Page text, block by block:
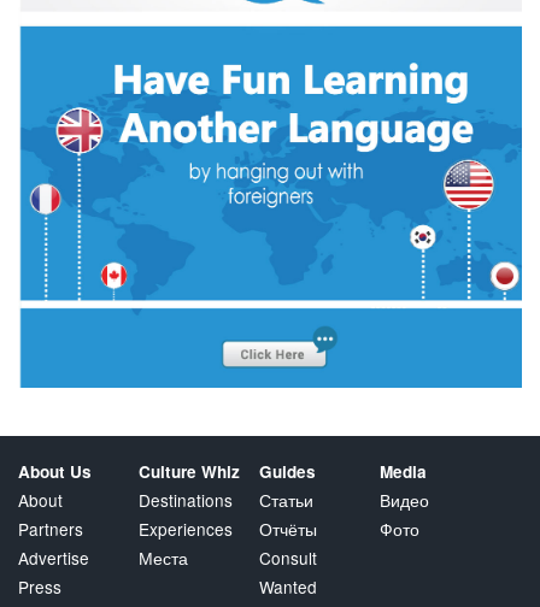
About Us
About
Partners
Advertise
Press
Culture Whiz
Destinations
Experiences
Места
Guides
Статьи
Отчёты
Consult
Wanted
Media
Видео
Фото